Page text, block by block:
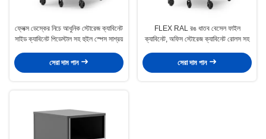
ফ্লেক্স ডেস্কের নিচে আধুনিক স্টোরেজ ক্যাবিনেট
সাইড ক্যাবিনেট পিডেস্টাল সহ হুইল স্পেস সাশ্রয়
সেরা দাম পান
FLEX RAL রঙ ধাতব বেসেল ফাইল
ক্যাবিনেট, অফিস স্টোরেজ ক্যাবিনেট রোলস সহ
সেরা দাম পান